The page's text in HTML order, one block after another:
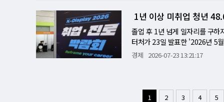
개발 과정에 연결한다. 플랫폼
개발 단계로 넓어지고 있다는
최적화, 물류 자동화 등에 집중
가능성이 크다. 국내 기업 입장
사업 기회를 확보할 수 있다.
를 넓힐 수 있어서다. 향후 성
서 1200원, 새우깡 90g 제품은
1년 5개월 만이다. 새우깡은
를 차지하는 봉지라면은 이번
편의점, 전자상거래 채널에서
담이다. 농심은 국제 정세 속 장
일부터 던킨 도넛 39종 가격을
설을 빠르게 복구하고 있다는
대 지휘관과 미사일·드론 장비
은 군사행동에 의회 승인을 요
의 '대규모 공격' 선택, 장기전 문
이란을 상대로 지금까지보다 훨
이에 균열이 드러나고 있는 셈
1년 이상 미취업 청년
졸업 후 1년 넘게 일자리를 구하
터처가 23일 발표한 '2026년 5
400만3000명으로 1년 전보다
준비 비중은 22.1%로 1년 새
경제 2026-07-23 13:21:17
1 2 3 4 5